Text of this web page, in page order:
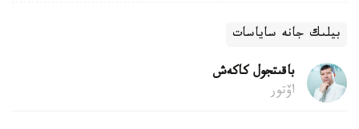
بيلىك جانە ساياسات
باقىتجول كاكەش
اۆتور